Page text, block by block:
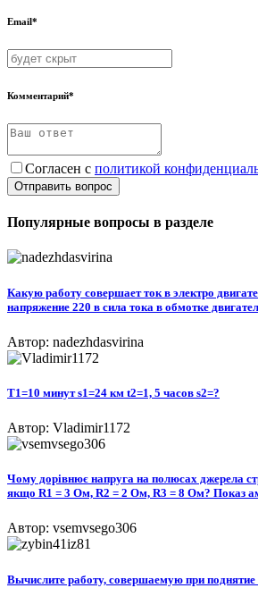
Email*
Комментарий*
Согласен с политикой
Отправить вопрос
Популярные вопросы в разделе
Какую работу совершает ток в электро
напряжение 220 в сила тока в обмотке
Автор: nadezhdasvirina
T1=10 минут s1=24 км t2=1, 5 часов s2=?
Автор: Vladimir1172
Чому дорівнює напруга на полюсах джерела
якщо R1 = 3 Ом, R2 = 2 Ом, R3 = 8 Ом? Показ
Автор: vsemvsego306
Вычислите работу, совершаемую при